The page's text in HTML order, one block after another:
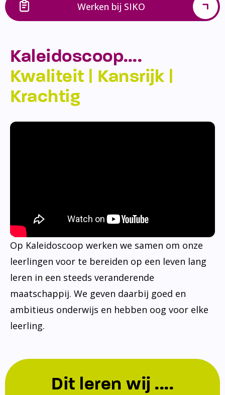
Werken bij SIKO
Kaleidoscoop….
Kwaliteit | Kansrijk |
Krachtig
Op Kaleidoscoop werken we samen om onze
leerlingen voor te bereiden op een leven lang
leren in een steeds veranderende
maatschappij. We geven daarbij goed en
ambitieus onderwijs en hebben oog voor elke
leerling.
Dit leren wij ....